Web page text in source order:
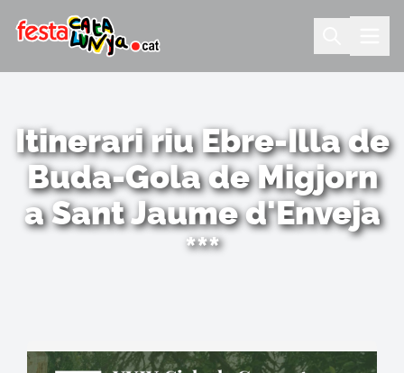
Itinerari riu Ebre-Illa de
Buda-Gola de Migjorn
a Sant Jaume d'Enveja
***